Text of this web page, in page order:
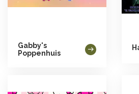
Gabby's
Poppenhuis